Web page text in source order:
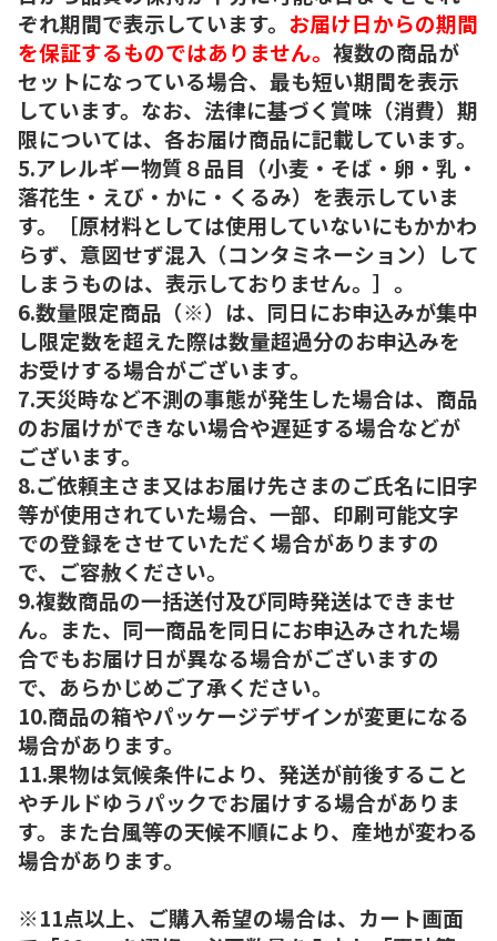
ぞれ期間で表示しています。 お届け日からの期間
を保証するものではありません。 複数の商品が
セットになっている場合、最も短い期間を表示
しています。なお、法律に基づく賞味（消費）期
限については、各お届け商品に記載しています。
5.アレルギー物質８品目（小麦・そば・卵・乳・
落花生・えび・かに・くるみ）を表示していま
す。［原材料としては使用していないにもかかわ
らず、意図せず混入（コンタミネーション）して
しまうものは、表示しておりません。］。
6.数量限定商品（※）は、同日にお申込みが集中
し限定数を超えた際は数量超過分のお申込みを
お受けする場合がございます。
7.天災時など不測の事態が発生した場合は、商品
のお届けができない場合や遅延する場合などが
ございます。
8.ご依頼主さま又はお届け先さまのご氏名に旧字
等が使用されていた場合、一部、印刷可能文字
での登録をさせていただく場合がありますの
で、ご容赦ください。
9.複数商品の一括送付及び同時発送はできませ
ん。また、同一商品を同日にお申込みされた場
合でもお届け日が異なる場合がございますの
で、あらかじめご了承ください。
10.商品の箱やパッケージデザインが変更になる
場合があります。
11.果物は気候条件により、発送が前後すること
やチルドゆうパックでお届けする場合がありま
す。また台風等の天候不順により、産地が変わる
場合があります。
※11点以上、ご購入希望の場合は、カート画面